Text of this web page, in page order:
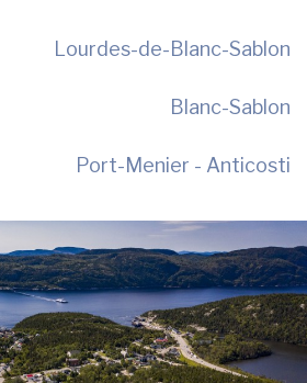
Lourdes-de-Blanc-Sablon
Blanc-Sablon
Port-Menier - Anticosti